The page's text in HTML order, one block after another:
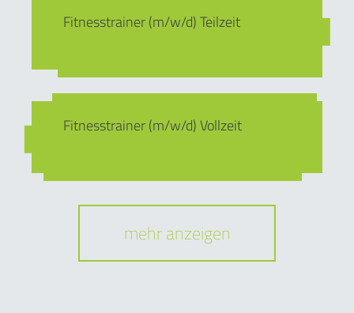
Fitnesstrainer (m/w/d) Teilzeit
Fitnesstrainer (m/w/d) Vollzeit
mehr anzeigen